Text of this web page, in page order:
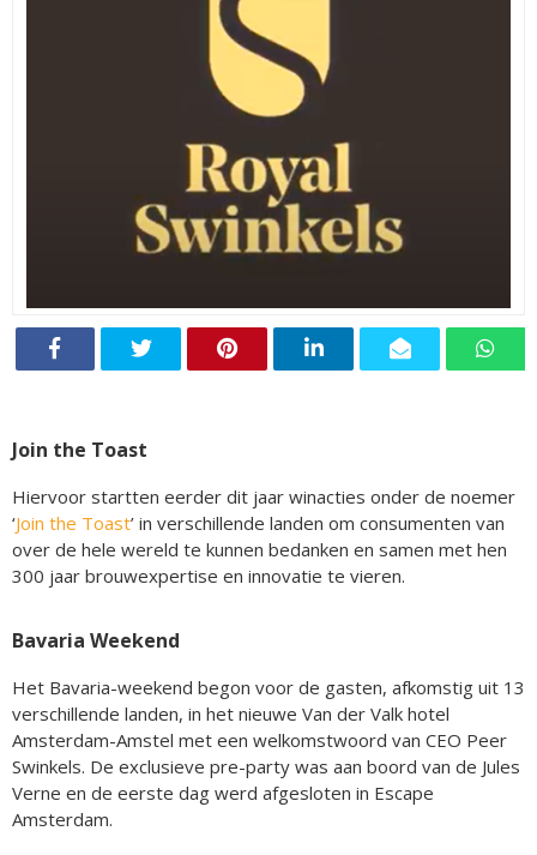
Join the Toast
Hiervoor startten eerder dit jaar winacties onder de noemer
‘Join the Toast’ in verschillende landen om consumenten van
over de hele wereld te kunnen bedanken en samen met hen
300 jaar brouwexpertise en innovatie te vieren.
Bavaria Weekend
Het Bavaria-weekend begon voor de gasten, afkomstig uit 13
verschillende landen, in het nieuwe Van der Valk hotel
Amsterdam-Amstel met een welkomstwoord van CEO Peer
Swinkels. De exclusieve pre-party was aan boord van de Jules
Verne en de eerste dag werd afgesloten in Escape
Amsterdam.